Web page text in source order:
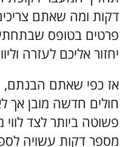
דקות ומה שאתם
פרטים בטופס
יחזור אליכם לעזרה
אז כפי שאתם
חולים חדשה מובן אך
פשוטה ביותר לצד
מספר דקות עשויה